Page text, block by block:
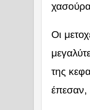
Οι
της
έπεσαν,